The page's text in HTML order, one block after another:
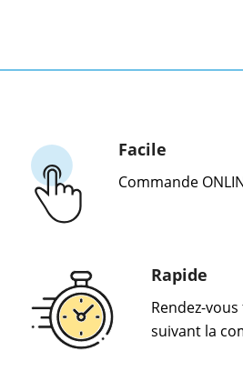
Facile
Commande
Rapide
Rendez-
suivant la